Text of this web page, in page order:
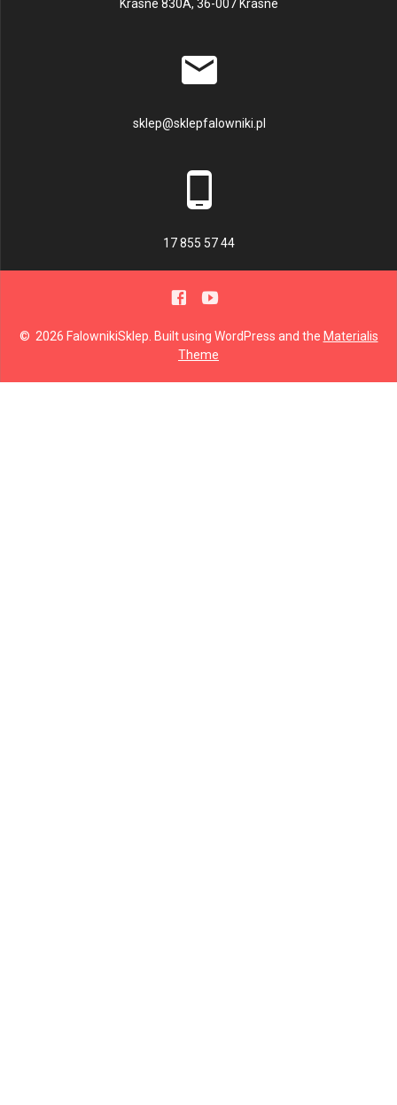
Krasne 830A, 36-007 Krasne
sklep@sklepfalowniki.pl
17 855 57 44
© 2026 FalownikiSklep. Built using WordPress and the Materialis
Theme